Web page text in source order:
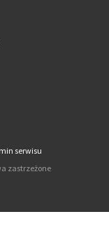
serwisu
zastrzeżone